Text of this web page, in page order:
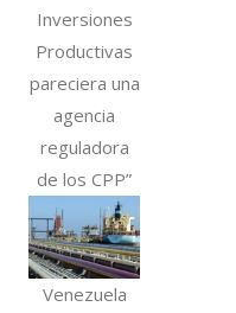
Inversiones
Productivas
pareciera una
agencia
reguladora
de los CPP”
Venezuela